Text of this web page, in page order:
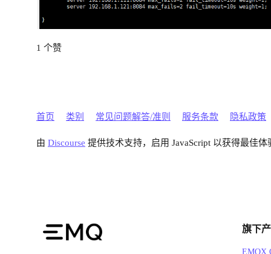
1 个赞
首页 类别 常见问题解答/准则 服务条款 隐私政策
由 Discourse 提供技术支持，启用 JavaScript 以获得最佳体
旗下
EMQX